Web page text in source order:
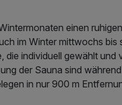
einen
im Winter mittwochs bis
individuell gewählt und
der Sauna sind
in nur 900 m
Bibliothek aus.